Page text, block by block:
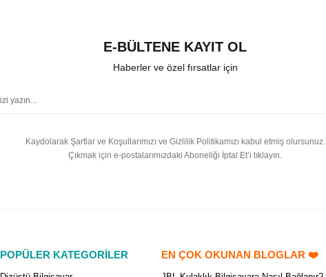
E-BÜLTENE KAYIT OL
Haberler ve özel fırsatlar için
Kaydolarak Şartlar ve Koşullarımızı ve Gizlilik Politikamızı kabul etmiş olursunuz.
Çıkmak için e-postalarımızdaki Aboneliği İptal Et’i tıklayın.
POPÜLER KATEGORİLER EN ÇOK OKUNAN BLOGLAR ❤️